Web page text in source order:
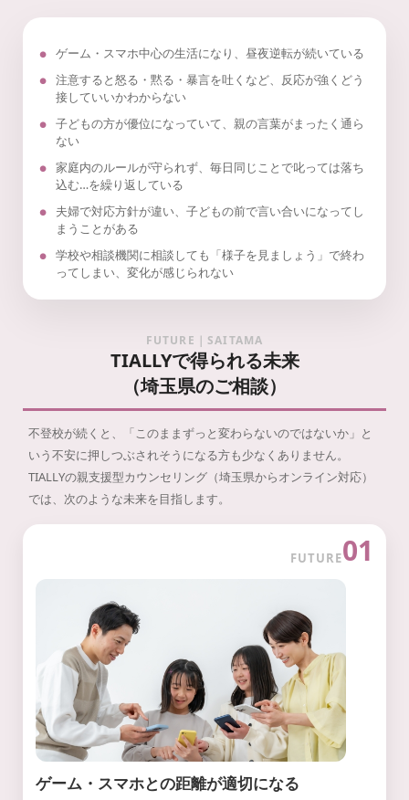
ゲーム・スマホ中心の生活になり、昼夜逆転が続いている
注意すると怒る・黙る・暴言を吐くなど、反応が強くどう
接していいかわからない
子どもの方が優位になっていて、親の言葉がまったく通ら
ない
家庭内のルールが守られず、毎日同じことで叱っては落ち
込む…を繰り返している
夫婦で対応方針が違い、子どもの前で言い合いになってし
まうことがある
学校や相談機関に相談しても「様子を見ましょう」で終わ
ってしまい、変化が感じられない
FUTURE｜SAITAMA
TIALLYで得られる未来
（埼玉県のご相談）
不登校が続くと、「このままずっと変わらないのではないか」と
いう不安に押しつぶされそうになる方も少なくありません。
TIALLYの親支援型カウンセリング（埼玉県からオンライン対応）
では、次のような未来を目指します。
FUTURE01
ゲーム・スマホとの距離が適切になる